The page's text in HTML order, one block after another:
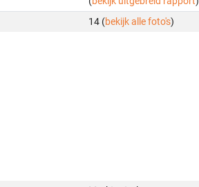
14 (bekijk alle foto's)